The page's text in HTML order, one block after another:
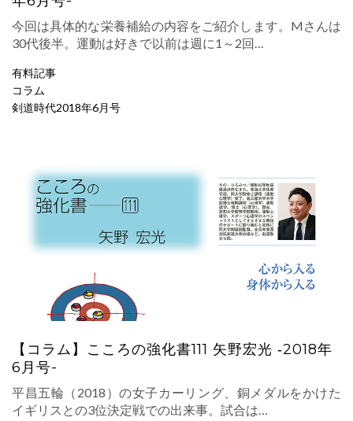
今回は具体的な栄養補給の内容をご紹介します。Mさんは
30代後半。運動は好きで以前は週に1～2回…
有料記事
コラム
剣道時代2018年6月号
【コラム】こころの強化書111 矢野宏光 ‐2018年
6月号-
平昌五輪（2018）の女子カーリング、銅メダルをかけた
イギリスとの3位決定戦での出来事。試合は…